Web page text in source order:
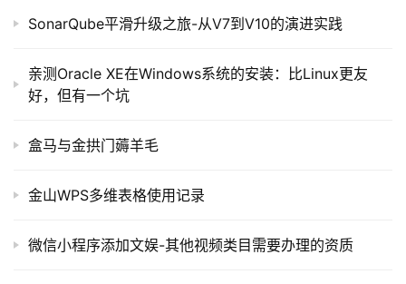
常
链
接
SonarQube平滑升级之旅-从V7到V10的演进实践
亲测Oracle XE在Windows系统的安装：比Linux更友
好，但有一个坑
盒马与金拱门薅羊毛
金山WPS多维表格使用记录
微信小程序添加文娱-其他视频类目需要办理的资质